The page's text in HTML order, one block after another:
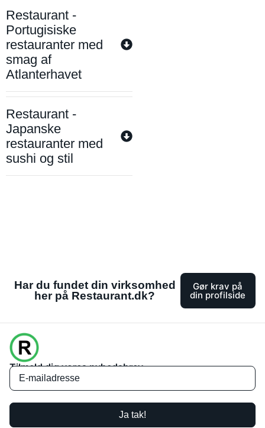
Restaurant -
Portugisiske
restauranter med
smag af
Atlanterhavet
Restaurant -
Japanske
restauranter med
sushi og stil
Har du fundet din virksomhed
her på Restaurant.dk?
Gør krav på
din profilside
Tilmeld dig vores nyhedsbrev
Ja tak!